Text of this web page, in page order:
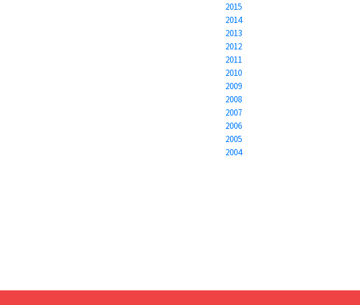
2015
2014
2013
2012
2011
2010
2009
2008
2007
2006
2005
2004